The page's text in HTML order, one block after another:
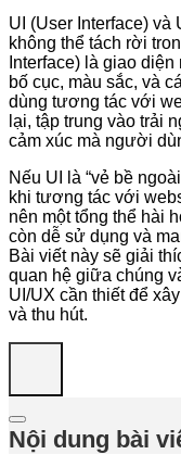
UI (User Interface) và
không thể tách rời
Interface) là giao
bố cục, màu sắc, và
dùng tương tác với
lại, tập trung vào trải
cảm xúc mà người
Nếu UI là “vẻ bề
khi tương tác với
nên một tổng thể hài
còn dễ sử dụng và
Bài viết này sẽ giải
quan hệ giữa chúng
UI/UX cần thiết để
và thu hút.
Nội dung bài